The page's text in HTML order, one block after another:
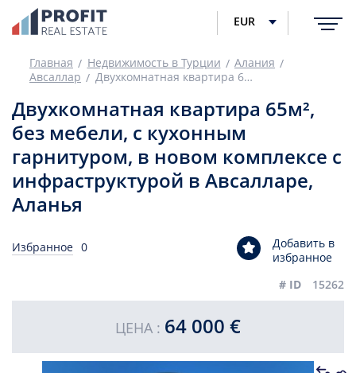
EUR
Главная Недвижимость в Турции
Алания
Авсаллар
Двухкомнатная квартира 65м², без мебели, с кухонным гарнитуром, в новом комплексе с инфраструктурой в Авсалларе, Аланья
Двухкомнатная квартира 65м²,
без мебели, с кухонным
гарнитуром, в новом комплексе с
инфраструктурой в Авсалларе,
Аланья
Избранное 0
Добавить в
избранное
# ID
15262
ЦЕНА : 64 000 €